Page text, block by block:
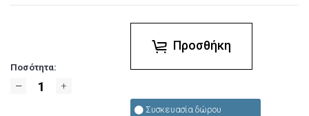
Ποσότητα:
Προσθήκη
Συσκευασία δώρου